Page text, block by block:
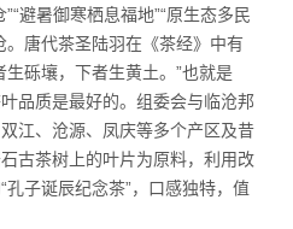
避暑御寒栖息福地”“原生态多民
唐代茶圣陆羽在《茶经》中有
砾壤，下者生黄土。”也就是
品质是最好的。组委会与临沧邦
江、沧源、凤庆等多个产区及昔
古茶树上的叶片为原料，利用改
子诞辰纪念茶”，口感独特，值